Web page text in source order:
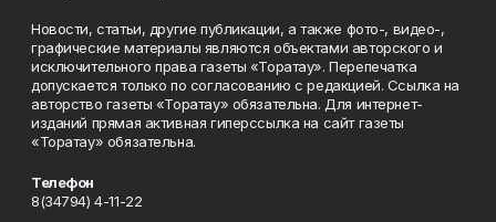
Новости, статьи, другие публикации, а также фото-, видео-,
графические материалы являются объектами авторского и
исключительного права газеты «Торатау». Перепечатка
допускается только по согласованию с редакцией. Ссылка на
авторство газеты «Торатау» обязательна. Для интернет-
изданий прямая активная гиперссылка на сайт газеты
«Торатау» обязательна.
Телефон
8(34794) 4-11-22